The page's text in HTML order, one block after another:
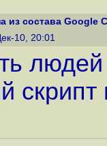
из состава Google
10, 20:01